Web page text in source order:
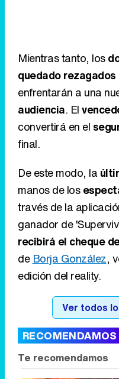
Mientras tanto, los
quedado rezagados
enfrentarán a una
audiencia. El
convertirá en el
final.
De este modo, la
manos de los
través de la
ganador de
recibirá el cheque
de Borja González,
edición del reality.
Ver todos
RECOMENDAMOS